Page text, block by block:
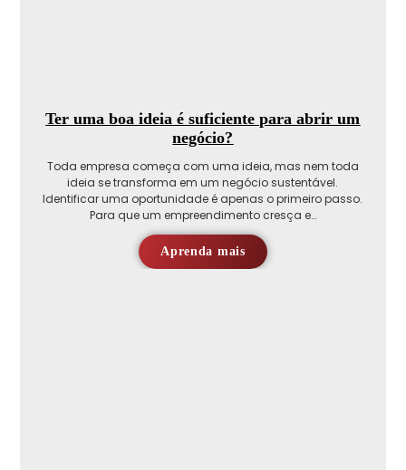
Ter uma boa ideia é suficiente para abrir um
negócio?
Toda empresa começa com uma ideia, mas nem toda
ideia se transforma em um negócio sustentável.
Identificar uma oportunidade é apenas o primeiro passo.
Para que um empreendimento cresça e…
Aprenda mais